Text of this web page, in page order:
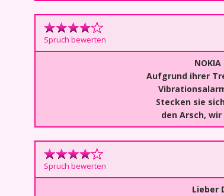
Spruch bewerten
NOKIA
Aufgrund ihrer
Stecken sie
den Arsch,
Spruch bewerten
Lieber